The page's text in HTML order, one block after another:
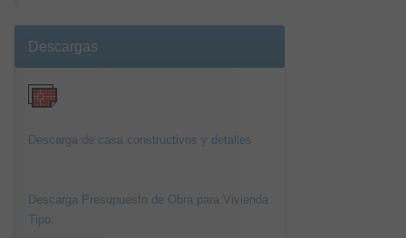
Descargas
Descarga de casa constructivos y detalles
Descarga Presupuesto de Obra para Vivienda
Tipo